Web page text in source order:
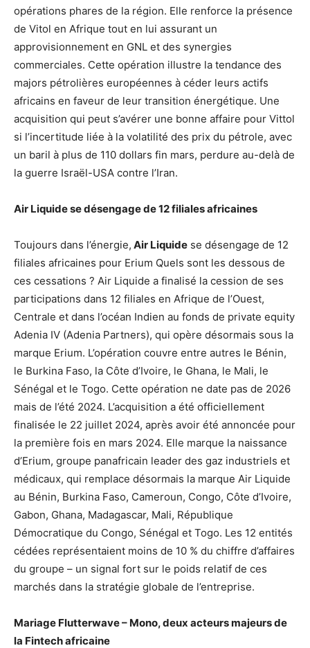
opérations phares de la région. Elle renforce la présence
de Vitol en Afrique tout en lui assurant un
approvisionnement en GNL et des synergies
commerciales. Cette opération illustre la tendance des
majors pétrolières européennes à céder leurs actifs
africains en faveur de leur transition énergétique. Une
acquisition qui peut s’avérer une bonne affaire pour Vittol
si l’incertitude liée à la volatilité des prix du pétrole, avec
un baril à plus de 110 dollars fin mars, perdure au-delà de
la guerre Israël-USA contre l’Iran.
Air Liquide se désengage de 12 filiales africaines
Toujours dans l’énergie, Air Liquide se désengage de 12
filiales africaines pour Erium Quels sont les dessous de
ces cessations ? Air Liquide a finalisé la cession de ses
participations dans 12 filiales en Afrique de l’Ouest,
Centrale et dans l’océan Indien au fonds de private equity
Adenia IV (Adenia Partners), qui opère désormais sous la
marque Erium. L’opération couvre entre autres le Bénin,
le Burkina Faso, la Côte d’Ivoire, le Ghana, le Mali, le
Sénégal et le Togo. Cette opération ne date pas de 2026
mais de l’été 2024. L’acquisition a été officiellement
finalisée le 22 juillet 2024, après avoir été annoncée pour
la première fois en mars 2024. Elle marque la naissance
d’Erium, groupe panafricain leader des gaz industriels et
médicaux, qui remplace désormais la marque Air Liquide
au Bénin, Burkina Faso, Cameroun, Congo, Côte d’Ivoire,
Gabon, Ghana, Madagascar, Mali, République
Démocratique du Congo, Sénégal et Togo. Les 12 entités
cédées représentaient moins de 10 % du chiffre d’affaires
du groupe – un signal fort sur le poids relatif de ces
marchés dans la stratégie globale de l’entreprise.
Mariage Flutterwave – Mono, deux acteurs majeurs de
la Fintech africaine